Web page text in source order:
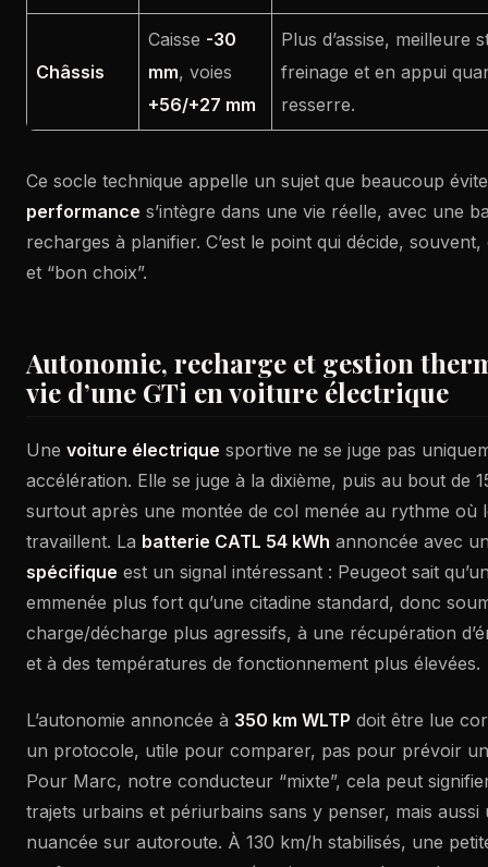
Châssis
Caisse -30
mm, voies
+56/+27 mm
Plus d’assise, meilleure
freinage et en appui
resserre.
Ce socle technique appelle un sujet que beaucoup
performance s’intègre dans une vie réelle, avec une
recharges à planifier. C’est le point qui décide, souvent,
et “bon choix”.
Autonomie, recharge et gestion
vie d’une GTi en voiture électrique
Une voiture électrique sportive ne se juge pas
accélération. Elle se juge à la dixième, puis au bout de
surtout après une montée de col menée au rythme où
travaillent. La batterie CATL 54 kWh annoncée avec
spécifique est un signal intéressant : Peugeot sait
emmenée plus fort qu’une citadine standard, donc
charge/décharge plus agressifs, à une récupération
et à des températures de fonctionnement plus élevées.
L’autonomie annoncée à 350 km WLTP doit être lue
un protocole, utile pour comparer, pas pour prévoir
Pour Marc, notre conducteur “mixte”, cela peut
trajets urbains et périurbains sans y penser, mais aussi
nuancée sur autoroute. À 130 km/h stabilisés, une